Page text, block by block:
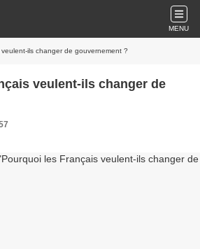
MENU
ils changer de gouvernement ?
veulent-ils changer de